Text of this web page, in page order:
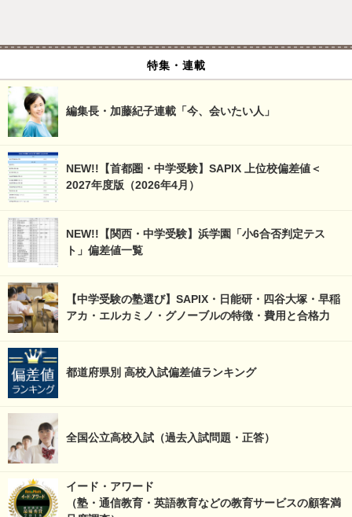
特集・連載
編集長・加藤紀子連載「今、会いたい人」
NEW!!【首都圏・中学受験】SAPIX 上位校偏差値＜
2027年度版（2026年4月）
NEW!!【関西・中学受験】浜学園「小6合否判定テス
ト」偏差値一覧
【中学受験の塾選び】SAPIX・日能研・四谷大塚・早稲
アカ・エルカミノ・グノーブルの特徴・費用と合格力
都道府県別 高校入試偏差値ランキング
全国公立高校入試（過去入試問題・正答）
イード・アワード
（塾・通信教育・英語教育などの教育サービスの顧客満